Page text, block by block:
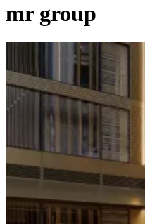
mr group